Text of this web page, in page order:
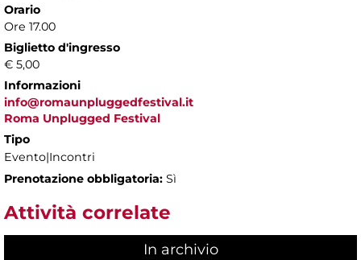
Orario
Ore 17.00
Biglietto d'ingresso
€ 5,00
Informazioni
info@romaunpluggedfestival.it
Roma Unplugged Festival
Tipo
Evento|Incontri
Prenotazione obbligatoria: Sì
Attività correlate
In archivio